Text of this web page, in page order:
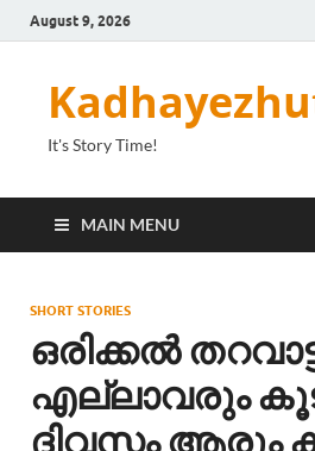
August 9, 2026
It's Story Time!
MAIN MENU
SHORT STORIES
ഒരിക്കൽ
എല്ലാവരും
ദിവസം ആരും